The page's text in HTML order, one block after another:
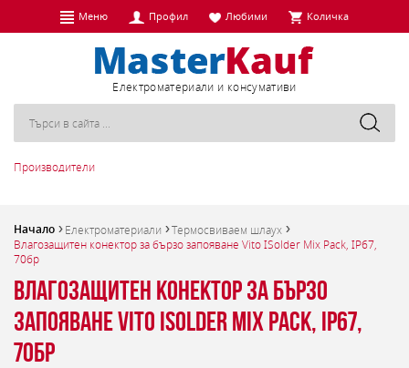
Меню Профил Любими Количка
Eлектроматериали и консумативи
Производители
Начало Електроматериали
Термосвиваем шлаух
Влагозащитен конектор за бързо запояване Vito ISolder Mix Pack, IP67,
70бр
Влагозащитен конектор за бързо
запояване Vito ISolder Mix Pack, IP67,
70бр